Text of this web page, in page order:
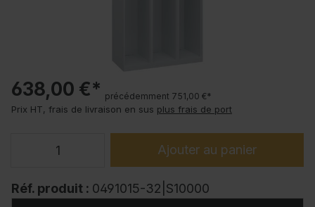
638,00 €* précédemment 751,00 €*
Prix HT, frais de livraison en sus plus frais de port
Ajouter au panier
Réf. produit : 0491015-32|S10000